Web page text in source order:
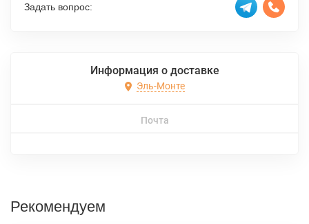
Задать вопрос:
Информация о доставке
Эль-Монте
Почта
Рекомендуем